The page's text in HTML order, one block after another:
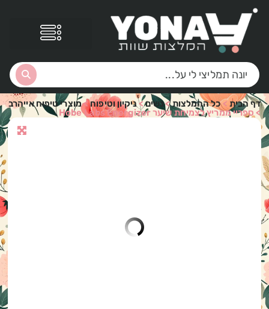
דף הבית>כל ההמלצות>נשים>ניקיון וטיפוח>מוצרי טיפוח אייהרב
>ספריי ממריץ לצמיחת שיער Hobe Labs Energizer